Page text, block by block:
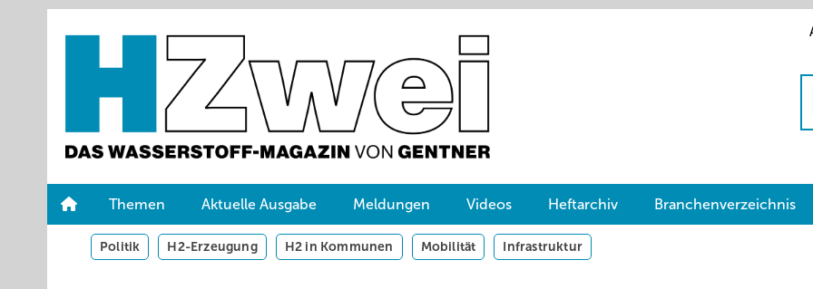
Themen Aktuelle Ausgabe Meldungen Videos Heftarchiv Branchenverzeichnis
Politik H2-Erzeugung H2 in Kommunen Mobilität Infrastruktur